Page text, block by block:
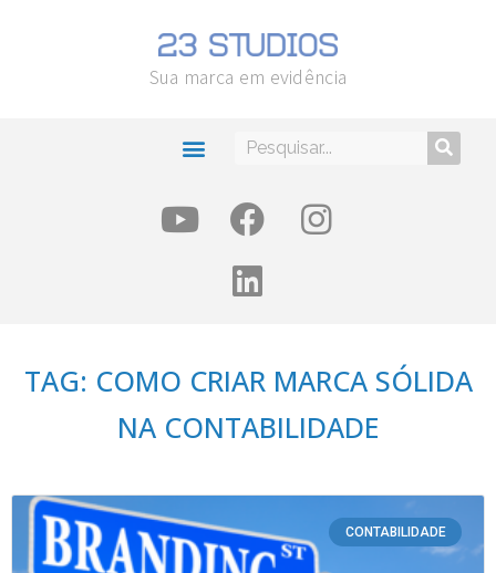
Sua marca em evidência
TAG: COMO CRIAR MARCA SÓLIDA
NA CONTABILIDADE
CONTABILIDADE